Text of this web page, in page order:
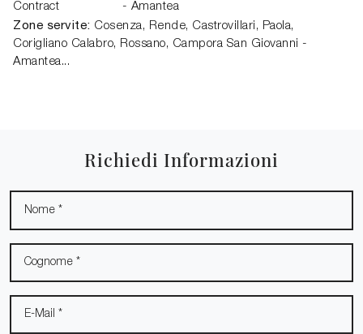
Contract
- Amantea
Zone servite: Cosenza, Rende, Castrovillari, Paola,
Corigliano Calabro, Rossano, Campora San Giovanni -
Amantea...
Richiedi Informazioni